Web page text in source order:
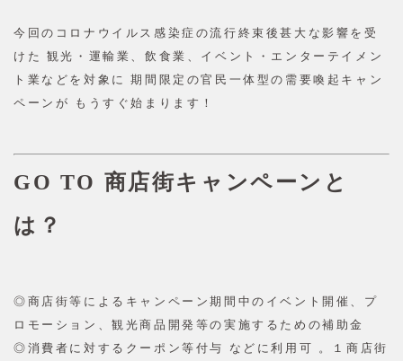
今回のコロナウイルス感染症の流行終束後甚大な影響を受
けた 観光・運輸業、飲食業、イベント・エンターテイメン
ト業などを対象に 期間限定の官民一体型の需要喚起キャン
ペーンが もうすぐ始まります！
GO TO 商店街キャンペーンと
は？
◎商店街等によるキャンペーン期間中のイベント開催、 プ
ロモーション、観光商品開発等の実施するための補助金
◎消費者に対するクーポン等付与 などに利用可 。
１商店街